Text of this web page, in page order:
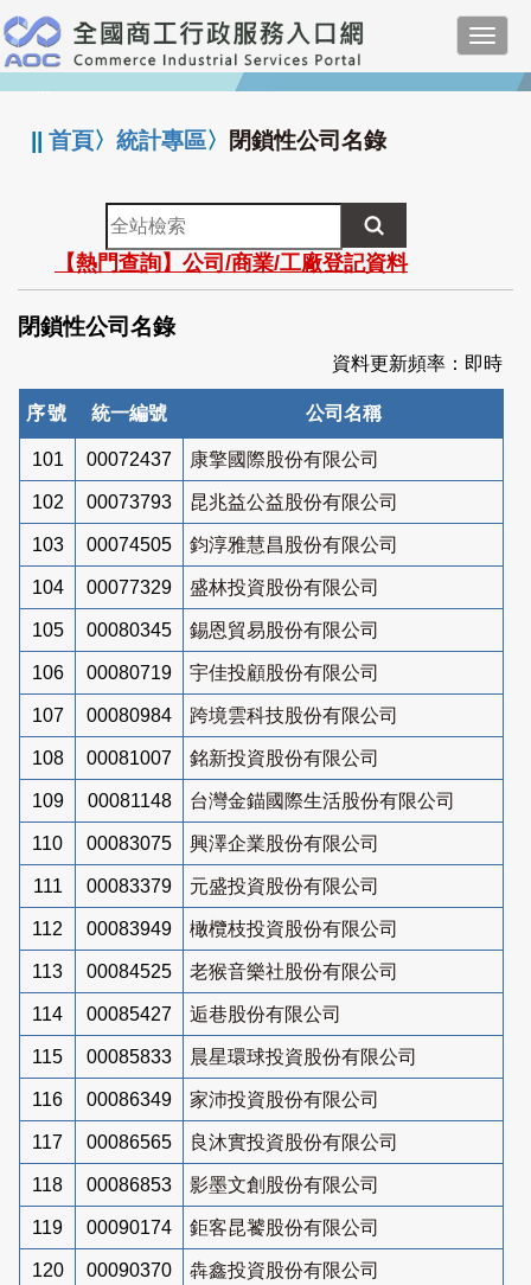
跳
到
主
要
:::
||首頁〉統計專區〉 閉鎖性公司名錄
全
站
檢
索
【熱門查詢】公司/商業/工廠登記資料
閉鎖性公司名錄
資料更新頻率：即時
序號 統一編號 公司名稱
101 00072437 康擎國際股份有限公司
102 00073793 昆兆益公益股份有限公司
103 00074505 鈞淳雅慧昌股份有限公司
104 00077329 盛林投資股份有限公司
105 00080345 錫恩貿易股份有限公司
106 00080719 宇佳投顧股份有限公司
107 00080984 跨境雲科技股份有限公司
108 00081007 銘新投資股份有限公司
109 00081148 台灣金錨國際生活股份有限公司
110 00083075 興澤企業股份有限公司
111 00083379 元盛投資股份有限公司
112 00083949 橄欖枝投資股份有限公司
113 00084525 老猴音樂社股份有限公司
114 00085427 逅巷股份有限公司
115 00085833 晨星環球投資股份有限公司
116 00086349 家沛投資股份有限公司
117 00086565 良沐實投資股份有限公司
118 00086853 影墨文創股份有限公司
119 00090174 鉅客昆饕股份有限公司
120 00090370 犇鑫投資股份有限公司